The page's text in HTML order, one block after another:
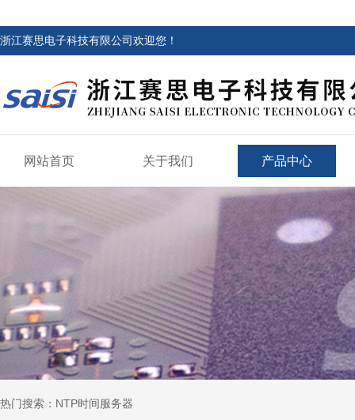
浙江赛思电子科技有限公司欢迎您！
网站首页 关于我们 产品中心
热门搜索：NTP时间服务器